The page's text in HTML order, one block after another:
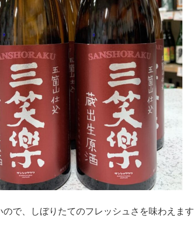
で、しぼりたてのフレッシュさを味わえます